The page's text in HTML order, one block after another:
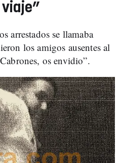
arrestados se llamaba
los amigos ausentes al
os envidio”.